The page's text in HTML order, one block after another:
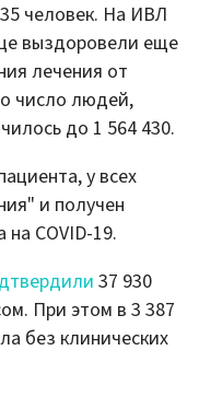
человек. На ИВЛ
выздоровели еще
лечения от
число людей,
до 1 564 430.
у всех
и получен
COVID-19.
37 930
При этом в 3 387
без клинических